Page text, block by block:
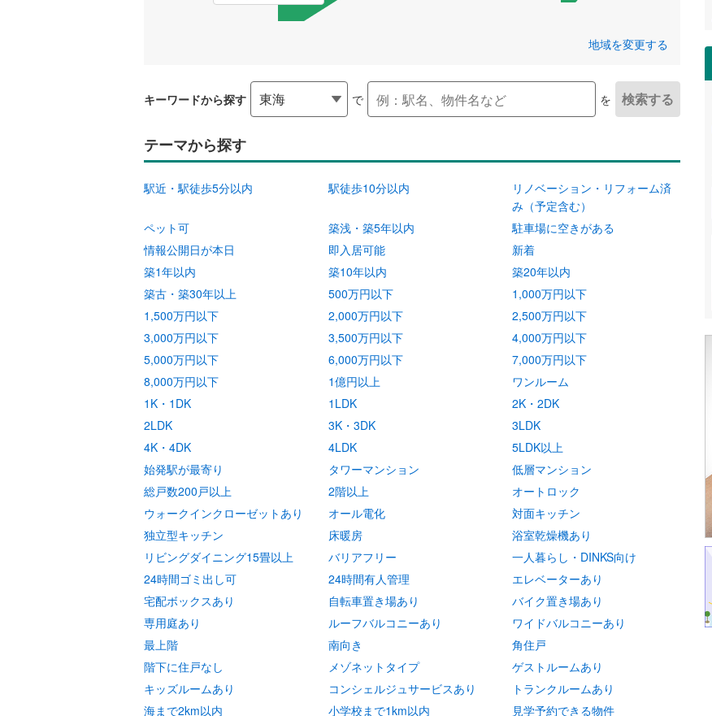
地域を変更する
キーワードから探す で を
テーマから探す
駅近・駅徒歩5分以内 駅徒歩10分以内
リノベーション・リフォーム済
み（予定含む）
ペット可
築浅・築5年以内
駐車場に空きがある
情報公開日が本日
即入居可能
新着
築1年以内
築10年以内
築20年以内
築古・築30年以上
500万円以下
1,000万円以下
1,500万円以下
2,000万円以下
2,500万円以下
3,000万円以下
3,500万円以下
4,000万円以下
5,000万円以下
6,000万円以下
7,000万円以下
8,000万円以下
1億円以上
ワンルーム
1K・1DK
1LDK
2K・2DK
2LDK
3K・3DK
3LDK
4K・4DK
4LDK
5LDK以上
始発駅が最寄り
タワーマンション
低層マンション
総戸数200戸以上
2階以上
オートロック
ウォークインクローゼットあり
オール電化
対面キッチン
独立型キッチン
床暖房
浴室乾燥機あり
リビングダイニング15畳以上
バリアフリー
一人暮らし・DINKS向け
24時間ゴミ出し可
24時間有人管理
エレベーターあり
宅配ボックスあり
自転車置き場あり
バイク置き場あり
専用庭あり
ルーフバルコニーあり
ワイドバルコニーあり
最上階
南向き
角住戸
階下に住戸なし
メゾネットタイプ
ゲストルームあり
キッズルームあり
コンシェルジュサービスあり
トランクルームあり
海まで2km以内
小学校まで1km以内 見学予約できる物件